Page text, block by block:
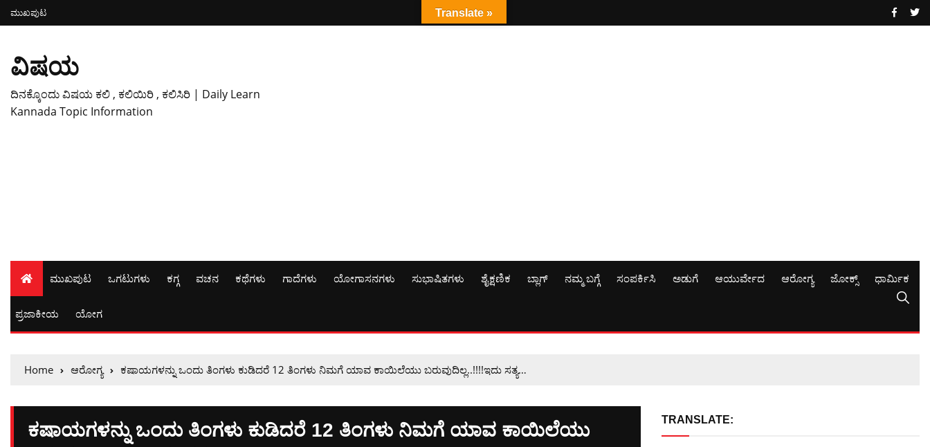
ಮುಖಪುಟ
ವಿಷಯ
ದಿನಕ್ಕೊಂದು ವಿಷಯ ಕಲಿ , ಕಲಿಯಿರಿ , ಕಲಿಸಿರಿ | Daily Learn
Kannada Topic Information
ಮುಖಪುಟ ಒಗಟುಗಳು ಕಗ್ಗ ವಚನ ಕಥೆಗಳು ಗಾದೆಗಳು ಯೋಗಾಸನಗಳು ಸುಭಾಷಿತಗಳು ಶೈಕ್ಷಣಿಕ ಬ್ಲಾಗ್ ನಮ್ಮ ಬಗ್ಗೆ ಸಂಪರ್ಕಿಸಿ ಅಡುಗೆ ಆಯುರ್ವೇದ ಆರೋಗ್ಯ ಜೋಕ್ಸ್ ಧಾರ್ಮಿಕ
ಪ್ರಜಾಕೀಯ ಯೋಗ
Home ಆರೋಗ್ಯ ಕಷಾಯಗಳನ್ನು ಒಂದು ತಿಂಗಳು ಕುಡಿದರೆ 12 ತಿಂಗಳು ನಿಮಗೆ ಯಾವ ಕಾಯಿಲೆಯು ಬರುವುದಿಲ್ಲ..!!!!ಇದು ಸತ್ಯ…
ಕಷಾಯಗಳನ್ನು ಒಂದು ತಿಂಗಳು ಕುಡಿದರೆ 12 ತಿಂಗಳು ನಿಮಗೆ ಯಾವ ಕಾಯಿಲೆಯು
TRANSLATE:
Translate »